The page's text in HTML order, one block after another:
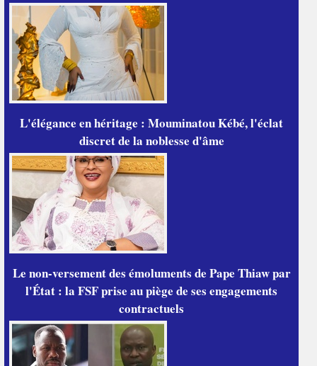
L'élégance en héritage : Mouminatou Kébé, l'éclat
discret de la noblesse d'âme
Le non-versement des émoluments de Pape Thiaw par
l'État : la FSF prise au piège de ses engagements
contractuels